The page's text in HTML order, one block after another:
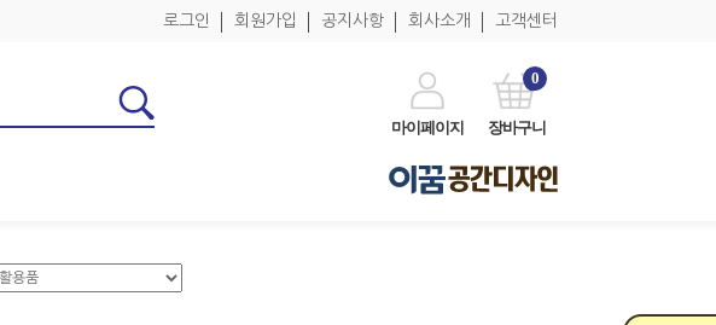
로그인 회원가입 공지사항 회사소개 고객센터
마이페이지
0
장바구니